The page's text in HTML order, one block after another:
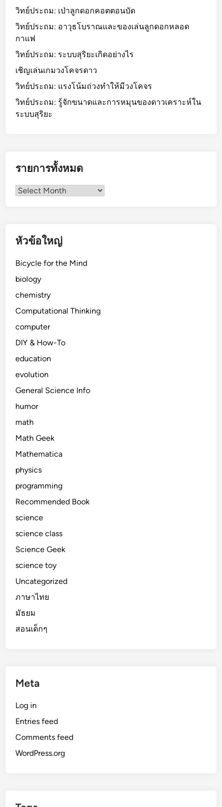
วิทย์ประถม: เป่าลูกดอกคอตตอนบัด
วิทย์ประถม: อาวุธโบราณและของเล่นลูกดอกหลอด
กาแฟ
วิทย์ประถม: ระบบสุริยะเกิดอย่างไร
เชิญเล่นเกมวงโคจรดาว
วิทย์ประถม: แรงโน้มถ่วงทำให้มีวงโคจร
วิทย์ประถม: รู้จักขนาดและการหมุนของดาวเคราะห์ใน
ระบบสุริยะ
รายการทั้งหมด
รายการ
หัวข้อใหญ่
Bicycle for the Mind
biology
chemistry
Computational Thinking
computer
DIY & How-To
education
evolution
General Science Info
humor
math
Math Geek
Mathematica
physics
programming
Recommended Book
science
science class
Science Geek
science toy
Uncategorized
ภาษาไทย
มัธยม
สอนเด็กๆ
Meta
Log in
Entries feed
Comments feed
WordPress.org